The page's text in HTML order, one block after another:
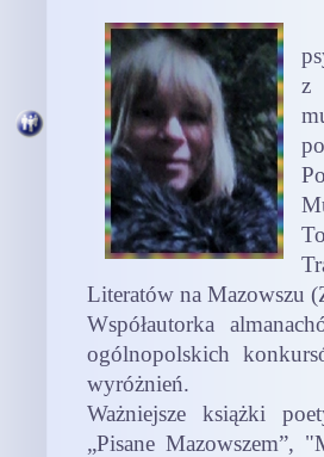
z
Literatów na Mazowszu
Współautorka
ogólnopolskich
wyróżnień.
Ważniejsze książki
„Pisane Mazowszem”,